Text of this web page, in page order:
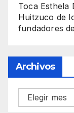
Toca Esthela
Huitzuco de
fundadores
Archivos
Archivos